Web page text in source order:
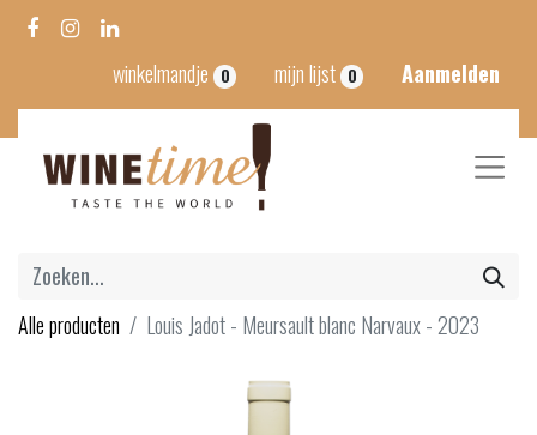
winkelmandje 0 mijn lijst 0 Aanmelden
Alle producten Louis Jadot - Meursault blanc Narvaux - 2023